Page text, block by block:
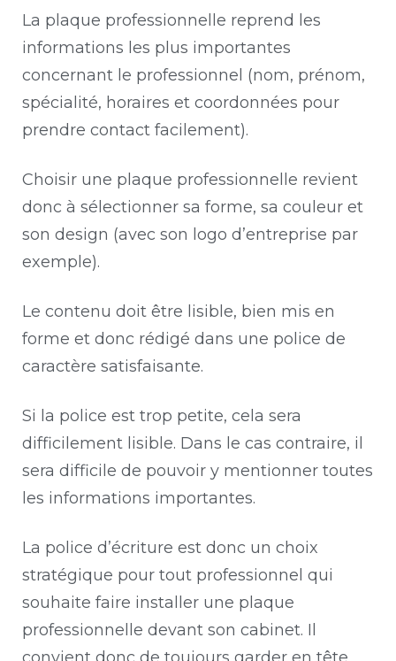
La plaque professionnelle reprend les
informations les plus importantes
concernant le professionnel (nom, prénom,
spécialité, horaires et coordonnées pour
prendre contact facilement).
Choisir une plaque professionnelle revient
donc à sélectionner sa forme, sa couleur et
son design (avec son logo d’entreprise par
exemple).
Le contenu doit être lisible, bien mis en
forme et donc rédigé dans une police de
caractère satisfaisante.
Si la police est trop petite, cela sera
difficilement lisible. Dans le cas contraire, il
sera difficile de pouvoir y mentionner toutes
les informations importantes.
La police d’écriture est donc un choix
stratégique pour tout professionnel qui
souhaite faire installer une plaque
professionnelle devant son cabinet. Il